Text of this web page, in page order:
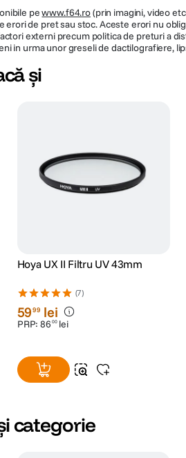
pewww.f64.ro(prin imagini, video
de pret sau stoc. Aceste erori nu
externi precum politica de preturi a
in urma unor greseli de dactilografiere,
și
Hoya UX II Filtru UV 43mm
(7)
5999 lei
PRP:86 00 lei
categorie